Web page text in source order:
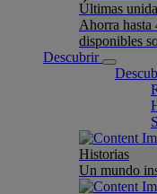
Últimas
Ahorra hasta
disponibles
Descubrir
Historias
Un mundo